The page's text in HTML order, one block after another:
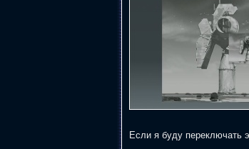
Если я буду переключать